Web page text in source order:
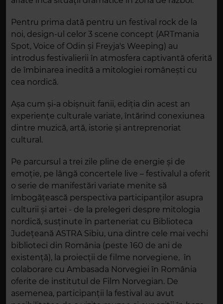
Pentru prima dată pentru un festival rock de la
noi, design-ul celor 3 scene concept (ARTmania
Spot, Voice of Odin și Freyja's Weeping) au
introdus festivalierii în atmosfera captivantă oferită
de îmbinarea inedită a mitologiei românești cu
cea nordică.
Așa cum și-a obișnuit fanii, ediția din acest an
experiențe culturale variate, întărind conexiunea
dintre muzică, artă, istorie și antreprenoriat
cultural.
Pe parcursul a trei zile pline de energie și de
emoție, pe lângă concertele live – festivalul a oferit
o serie de manifestări variate menite să
îmbogățească perspectiva participanților asupra
culturii și artei - de la prelegeri despre mitologia
nordică, susținute în parteneriat cu Biblioteca
Județeană ASTRA Sibiu, una dintre cele mai vechi
biblioteci din România (peste 160 de ani de
existență), la proiecții de filme norvegiene, în
colaborare cu Ambasada Norvegiei în România
oferite de institutul de Film Norvegian. De
asemenea, participanții la festival au avut